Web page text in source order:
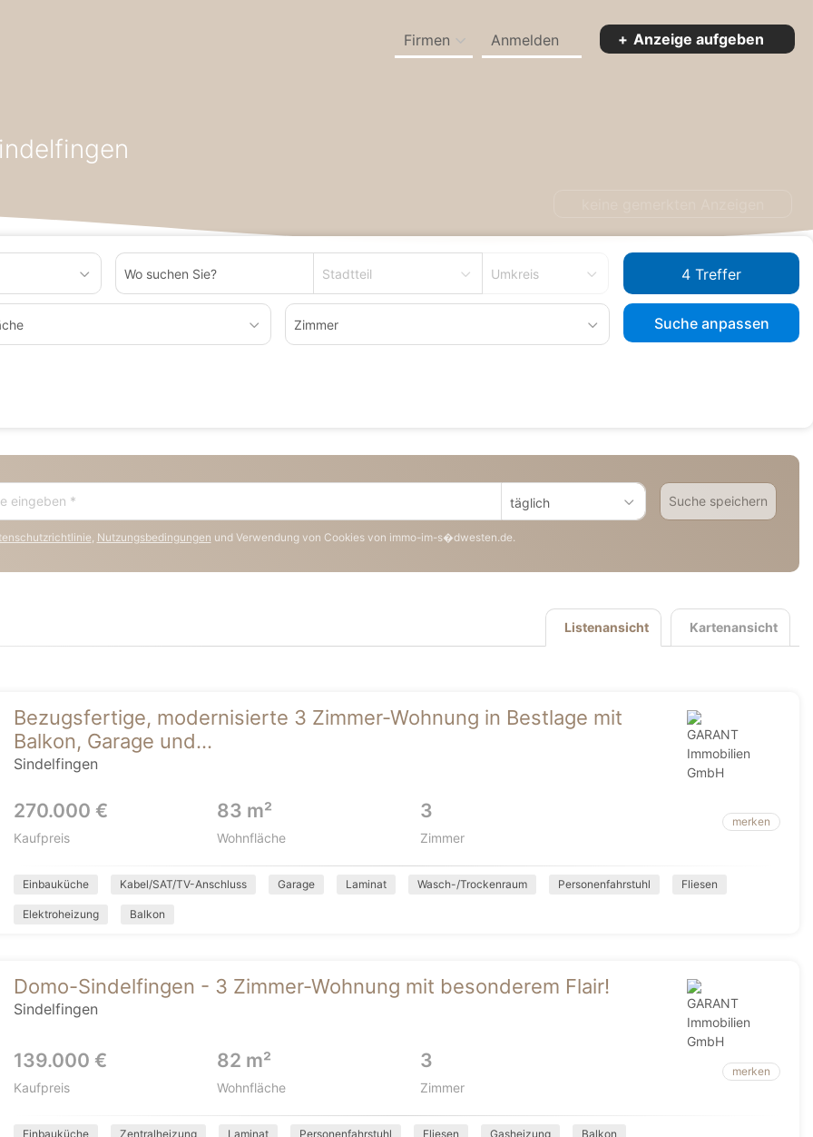
Firmen Anmelden Anzeige aufgeben
Stadtteil Umkreis
Zimmer Suche anpassen
täglich Suche speichern
, Nutzungsbedingungen und Verwendung von Cookies von immo-im-s�dwesten.de.
Kartenansicht
Listenansicht
Bezugsfertige, modernisierte 3 Zimmer-Wohnung in Bestlage mit
Balkon, Garage und...
Sindelfingen
270.000 €
Kaufpreis
83 m²
Wohnfläche
3
Zimmer
merken
Einbauküche Kabel/SAT/TV-Anschluss Garage Laminat Wasch-/Trockenraum Personenfahrstuhl Fliesen
Elektroheizung Balkon
Domo-Sindelfingen - 3 Zimmer-Wohnung mit besonderem Flair!
Sindelfingen
139.000 €
Kaufpreis
82 m²
Wohnfläche
3
Zimmer
merken
Einbauküche Zentralheizung Laminat Personenfahrstuhl Fliesen Gasheizung Balkon